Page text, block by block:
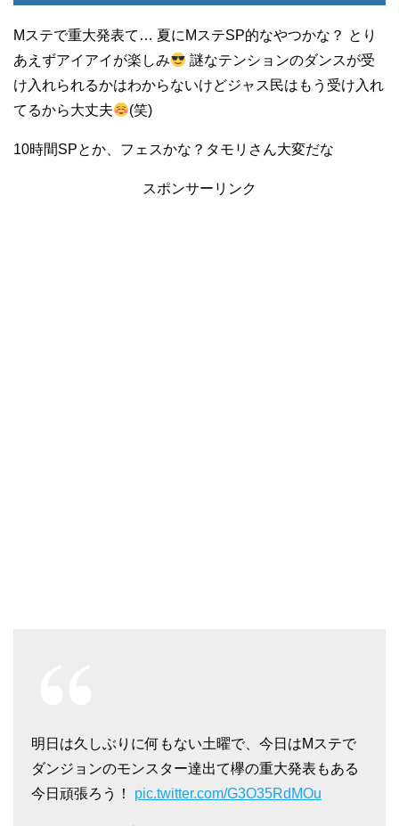
Mステで重大発表て… 夏にMステSP的なやつかな？ とり
あえずアイアイが楽しみ
謎なテンションのダンスが受
け入れられるかはわからないけどジャス民はもう受け入れ
てるから大丈夫
(笑)
10時間SPとか、フェスかな？タモリさん大変だな
スポンサーリンク
明日は久しぶりに何もない土曜で、今日はMステで
ダンジョンのモンスター達出て欅の重大発表もある
今日頑張ろう！ pic.twitter.com/G3O35RdMOu